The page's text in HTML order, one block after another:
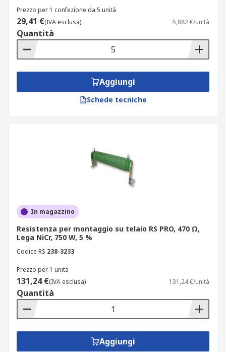
Prezzo per 1 confezione da 5 unità
29,41 €(IVA esclusa) 5,882 €/unità
Quantità
Aggiungi
Schede tecniche
In magazzino
Resistenza per montaggio su telaio RS PRO, 470 Ω,
Lega NiCr, 750 W, 5 %
Codice RS 238-3233
Prezzo per 1 unità
131,24 €(IVA esclusa) 131,24 €/unità
Quantità
Aggiungi